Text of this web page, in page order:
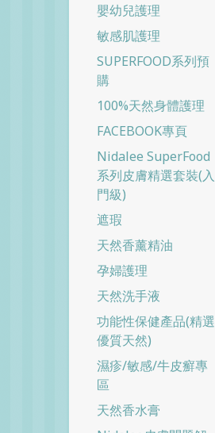
嬰幼兒護理
敏感肌護理
SUPERFOOD系列預
購
100%天然身體護理
FACEBOOK專頁
Nidalee SuperFood
系列皮膚精選套裝(入
門級)
遮瑕
天然香薰精油
孕婦護理
天然洗手液
功能性保健產品(精選
優質天然)
濕疹/敏感/牛皮癬專
區
天然香水膏